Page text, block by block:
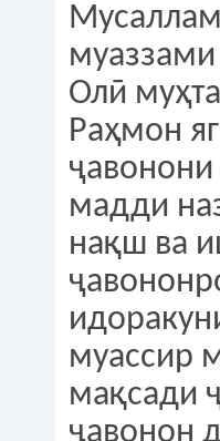
Олӣ
Раҳмон
мадди
нақш ва
муассир
мақсади
ҷавонон